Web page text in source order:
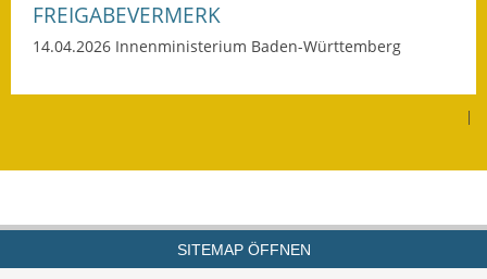
Nahverkehr
Breitbandausbau
FREIGABEVERMERK
14.04.2026 Innenministerium Baden-Württemberg
|
SITEMAP ÖFFNEN